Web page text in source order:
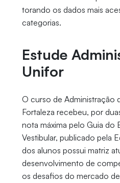
torando os dados mais
categorias.
Estude
Unifor
O curso de Administração
Fortaleza recebeu, por
nota máxima pelo Guia
Vestibular, publicado pela
dos alunos possui matriz
desenvolvimento de
os desafios do mercado